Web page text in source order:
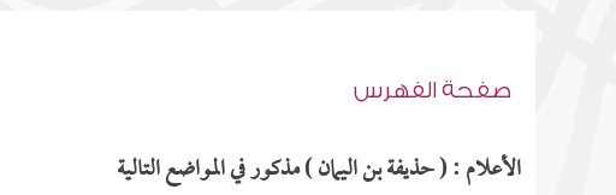
صفحة الفهرس
الأعلام : ( حذيفة بن اليمان ) مذكور في المواضع التالية